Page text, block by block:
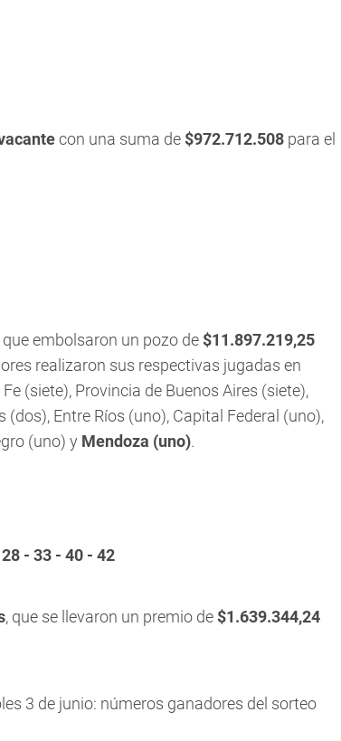
con una suma de $972.712.508 para el
que embolsaron un pozo de $11.897.219,25
realizaron sus respectivas jugadas en
(siete), Provincia de Buenos Aires (siete),
Entre Ríos (uno), Capital Federal (uno),
(uno) y Mendoza (uno).
- 33 - 40 - 42
, que se llevaron un premio de $1.639.344,24